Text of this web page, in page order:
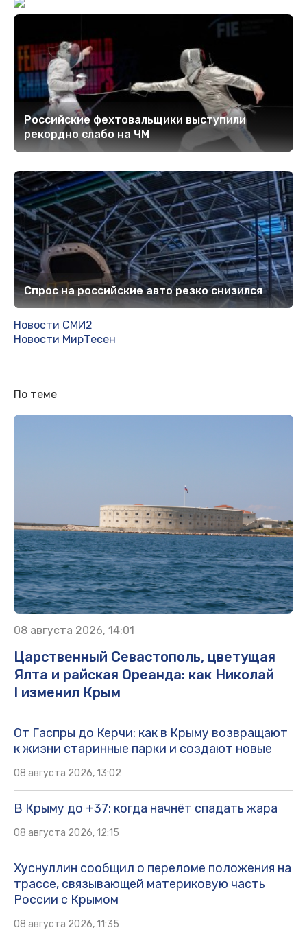
Российские фехтовальщики выступили
рекордно слабо на ЧМ
Спрос на российские авто резко снизился
Новости СМИ2
Новости МирТесен
По теме
08 августа 2026, 14:01
Царственный Севастополь, цветущая
Ялта и райская Ореанда: как Николай
I изменил Крым
От Гаспры до Керчи: как в Крыму возвращают
к жизни старинные парки и создают новые
08 августа 2026, 13:02
В Крыму до +37: когда начнёт спадать жара
08 августа 2026, 12:15
Хуснуллин сообщил о переломе положения на
трассе, связывающей материковую часть
России с Крымом
08 августа 2026, 11:35